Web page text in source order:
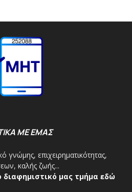
ΜΕ ΕΜΑΣ
γνώμης, επιχειρηματικότητας,
καλής ζωής...
διαφημιστικό μας τμήμα εδώ